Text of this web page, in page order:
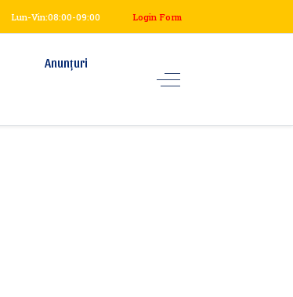
Lun-Vin:08:00-09:00 Login Form
Anunțuri